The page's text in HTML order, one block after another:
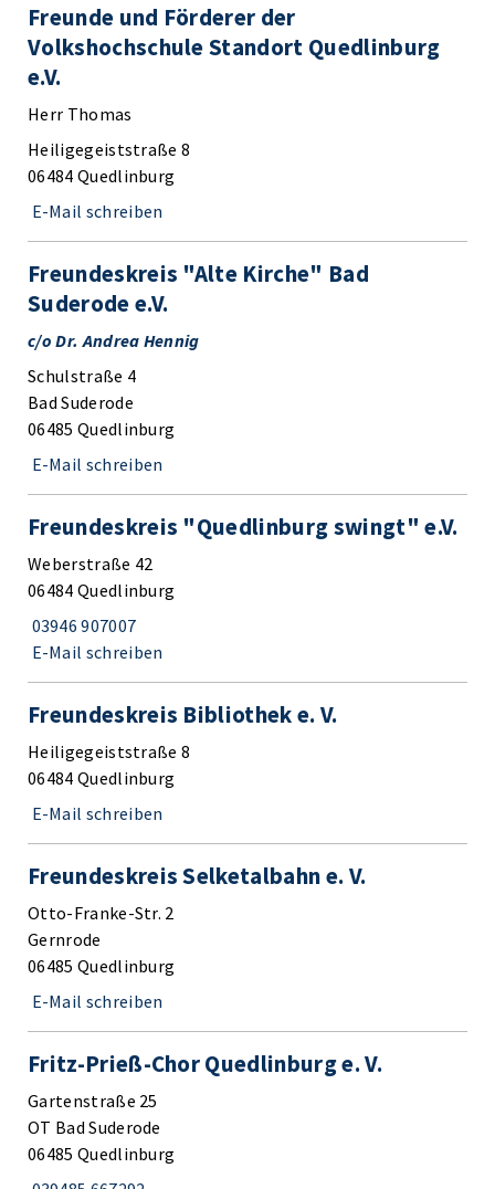
Freunde und Förderer der
Volkshochschule Standort Quedlinburg
e.V.
Herr Thomas
Heiligegeiststraße 8
06484 Quedlinburg
E-Mail schreiben
Freundeskreis "Alte Kirche" Bad
Suderode e.V.
c/o Dr. Andrea Hennig
Schulstraße 4
Bad Suderode
06485 Quedlinburg
E-Mail schreiben
Freundeskreis "Quedlinburg swingt" e.V.
Weberstraße 42
06484 Quedlinburg
03946 907007
E-Mail schreiben
Freundeskreis Bibliothek e. V.
Heiligegeiststraße 8
06484 Quedlinburg
E-Mail schreiben
Freundeskreis Selketalbahn e. V.
Otto-Franke-Str. 2
Gernrode
06485 Quedlinburg
E-Mail schreiben
Fritz-Prieß-Chor Quedlinburg e. V.
Gartenstraße 25
OT Bad Suderode
06485 Quedlinburg